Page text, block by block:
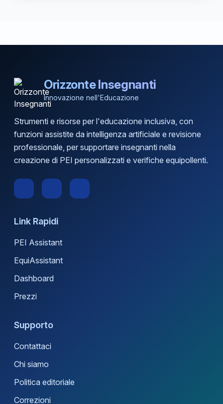
Orizzonte Insegnanti
Innovazione nell'Educazione
Strumenti e risorse per l'educazione inclusiva, con
funzioni assistite da intelligenza artificiale e revisione
professionale, per supportare insegnanti nella
creazione di PEI personalizzati e verifiche equipollenti.
Link Rapidi
PEI Assistant
EquiAssistant
Dashboard
Prezzi
Supporto
Contattaci
Chi siamo
Politica editoriale
Correzioni